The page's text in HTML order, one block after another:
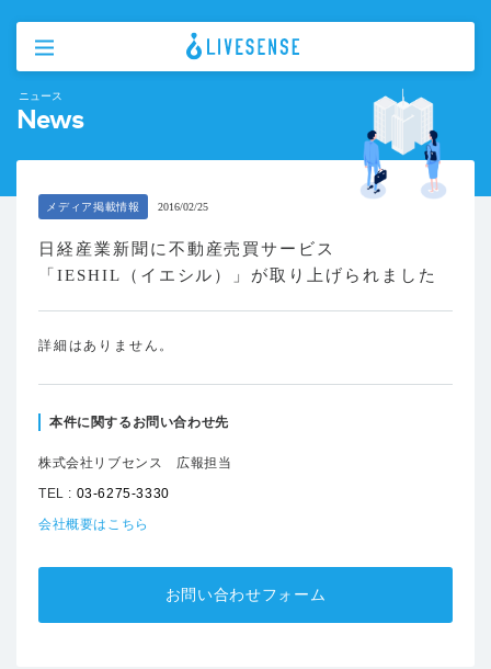
ニュース
News
メディア掲載情報 2016/02/25
日経産業新聞に不動産売買サービス
「IESHIL（イエシル）」が取り上げられました
詳細はありません。
本件に関するお問い合わせ先
株式会社リブセンス 広報担当
TEL : 03-6275-3330
会社概要はこちら
お問い合わせフォーム